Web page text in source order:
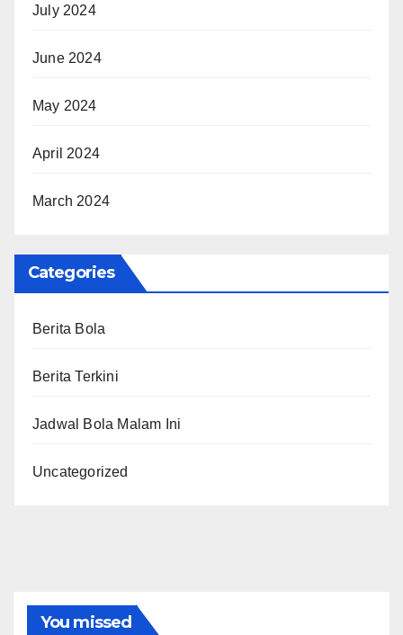
July 2024
June 2024
May 2024
April 2024
March 2024
Categories
Berita Bola
Berita Terkini
Jadwal Bola Malam Ini
Uncategorized
You missed